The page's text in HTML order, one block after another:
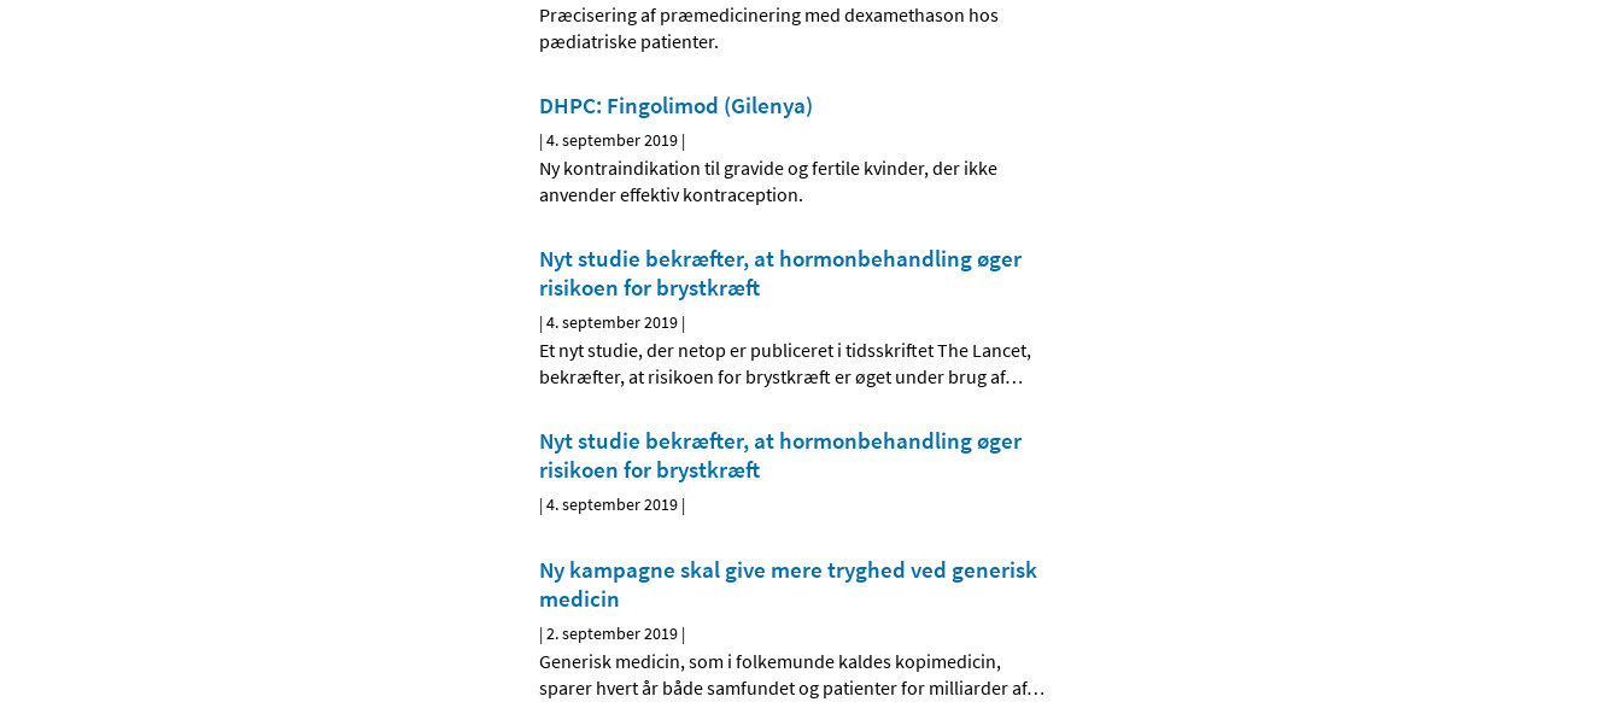
Præcisering af præmedicinering med dexamethason hos
pædiatriske patienter.
DHPC: Fingolimod (Gilenya)
|4. september 2019 |
Ny kontraindikation til gravide og fertile kvinder, der ikke
anvender effektiv kontraception.
Nyt studie bekræfter, at hormonbehandling øger
risikoen for brystkræft
|4. september 2019 |
Et nyt studie, der netop er publiceret i tidsskriftet The Lancet,
bekræfter, at risikoen for brystkræft er øget under brug af…
Nyt studie bekræfter, at hormonbehandling øger
risikoen for brystkræft
|4. september 2019 |
Ny kampagne skal give mere tryghed ved generisk
medicin
|2. september 2019 |
Generisk medicin, som i folkemunde kaldes kopimedicin,
sparer hvert år både samfundet og patienter for milliarder af…